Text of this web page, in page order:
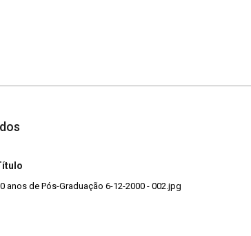
anos de Pós-Graduação 6-12-2000 - 002.jpg